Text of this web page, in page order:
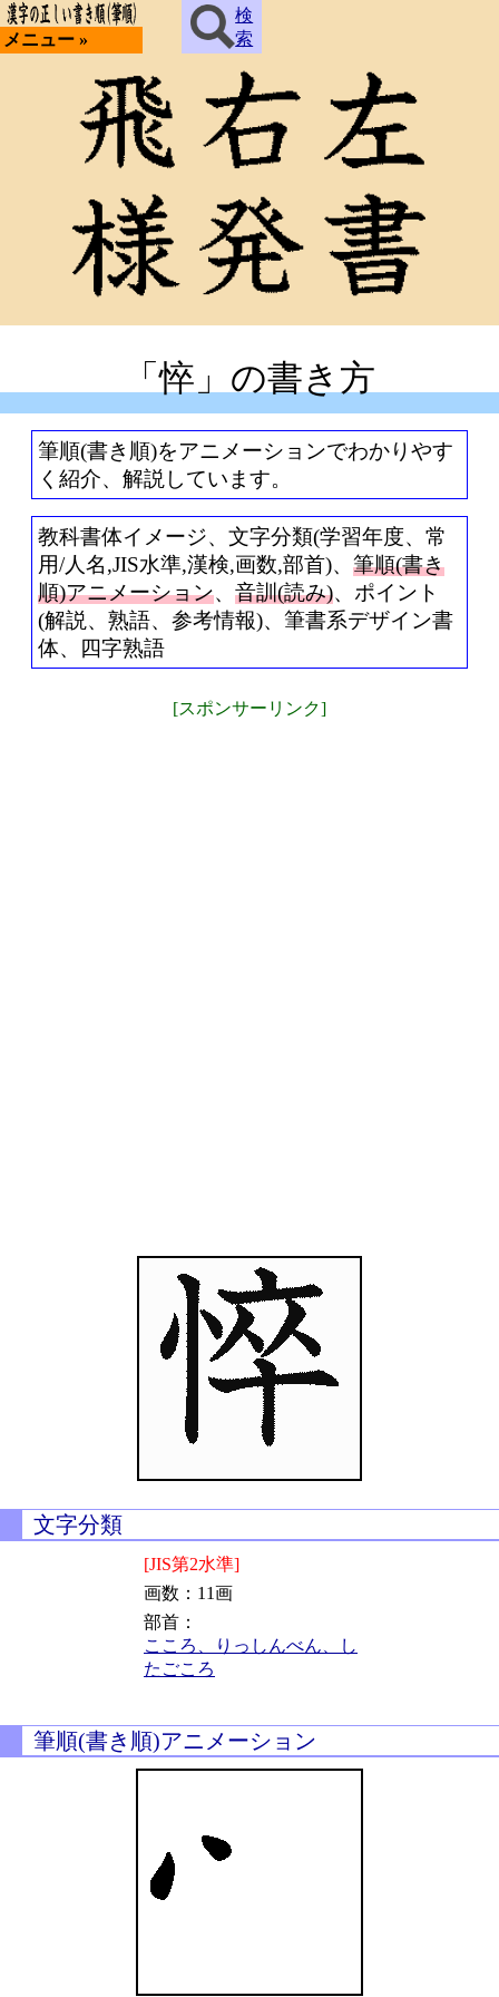
メニュー »
検
索
「悴」の書き方
筆順(書き順)をアニメーションでわかりやす
く紹介、解説しています。
教科書体イメージ、文字分類(学習年度、常
用/人名,JIS水準,漢検,画数,部首)、 筆順(書き
順)アニメーション、 音訓(読み)、ポイント
(解説、熟語、参考情報)、筆書系デザイン書
体、四字熟語
[スポンサーリンク]
文字分類
[JIS第2水準]
画数：11画
部首：
こころ、りっしんべん、し
たごころ
筆順(書き順)アニメーション